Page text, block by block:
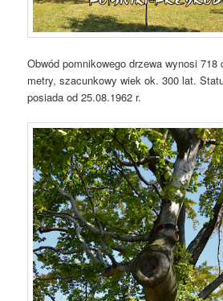
Obwód pomnikowego drzewa wynosi
metry, szacunkowy wiek ok. 300 lat.
posiada od 25.08.1962 r.